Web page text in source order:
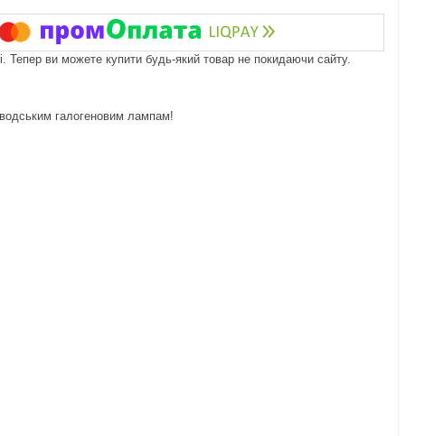
Тепер ви можете купити будь-який товар не покидаючи сайту.
галогеновим лампам!